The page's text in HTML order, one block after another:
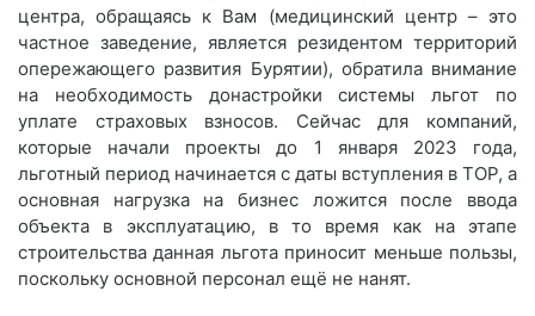
центра, обращаясь к Вам (медицинский центр – это
частное заведение, является резидентом территорий
опережающего развития Бурятии), обратила внимание
на необходимость донастройки системы льгот по
уплате страховых взносов. Сейчас для компаний,
которые начали проекты до 1 января 2023 года,
льготный период начинается с даты вступления в ТОР, а
основная нагрузка на бизнес ложится после ввода
объекта в эксплуатацию, в то время как на этапе
строительства данная льгота приносит меньше пользы,
поскольку основной персонал ещё не нанят.